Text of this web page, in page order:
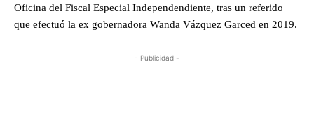
Oficina del Fiscal Especial Independendiente, tras un referido
que efectuó la ex gobernadora Wanda Vázquez Garced en 2019.
- Publicidad -